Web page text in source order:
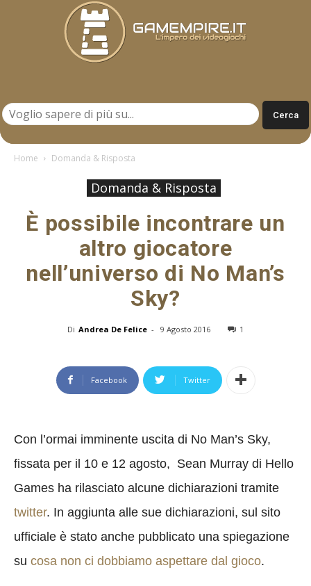
Home Domanda & Risposta
Domanda & Risposta
È possibile incontrare un
altro giocatore
nell’universo di No Man’s
Sky?
Di Andrea De Felice - 9 Agosto 2016 1
Facebook Twitter
Con l’ormai imminente uscita di No Man’s Sky,
fissata per il 10 e 12 agosto, Sean Murray di Hello
Games ha rilasciato alcune dichiarazioni tramite
twitter. In aggiunta alle sue dichiarazioni, sul sito
ufficiale è stato anche pubblicato una spiegazione
su cosa non ci dobbiamo aspettare dal gioco.